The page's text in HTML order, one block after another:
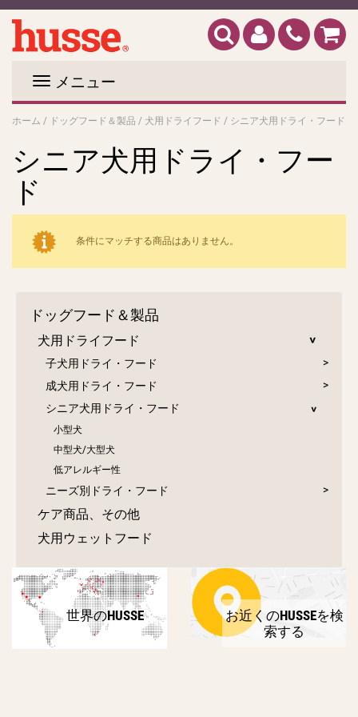
メニュー
ホーム / ドッグフード＆製品 / 犬用ドライフード / シニア犬用ドライ・フード
シニア犬用ドライ・フー
ド
条件にマッチする商品はありません。
ドッグフード＆製品
犬用ドライフード
子犬用ドライ・フード
成犬用ドライ・フード
シニア犬用ドライ・フード
小型犬
中型犬/大型犬
低アレルギー性
ニーズ別ドライ・フード
ケア商品、その他
犬用ウェットフード
世界のHUSSE
お近くのHUSSEを検
索する